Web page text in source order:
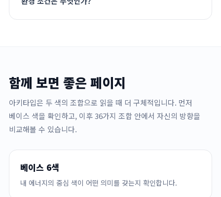
함께 보면 좋은 페이지
아키타입은 두 색의 조합으로 읽을 때 더 구체적입니다. 먼저
베이스 색을 확인하고, 이후 36가지 조합 안에서 자신의 방향을
비교해볼 수 있습니다.
베이스 6색
내 에너지의 중심 색이 어떤 의미를 갖는지 확인합니다.